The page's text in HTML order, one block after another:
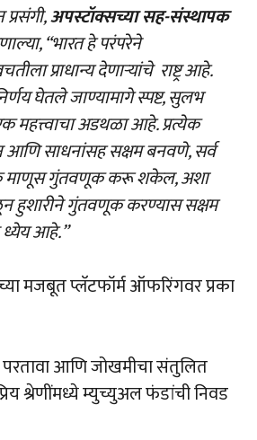
अपस्टॉक्सच्या सह-संस्थापक
“भारत हे परंपरेने
प्राधान्य देणाऱ्यांचे राष्ट्र आहे.
घेतले जाण्यामागे स्पष्ट, सुलभ
महत्त्वाचा अडथळा आहे. प्रत्येक
आणि साधनांसह सक्षम बनवणे, सर्व
माणूस गुंतवणूक करू शकेल, अशा
हुशारीने गुंतवणूक करण्यास सक्षम
आहे.”
मजबूत प्लॅटफॉर्म ऑफरिंगवर प्रका
परतावा आणि जोखमीचा संतुलित
श्रेणींमध्ये म्युच्युअल फंडांची निवड